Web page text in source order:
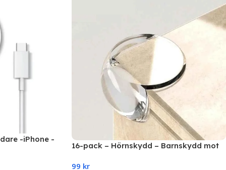
-iPhone -
med-
16-pack – Hörnskydd – Barnskydd mot
99 kr